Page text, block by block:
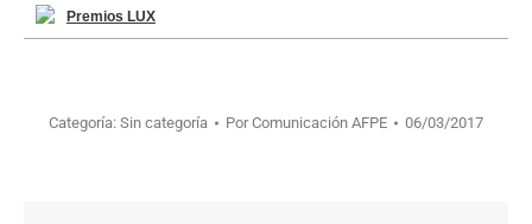
Premios LUX
Categoría: Sin categoría PorComunicación AFPE 06/03/2017